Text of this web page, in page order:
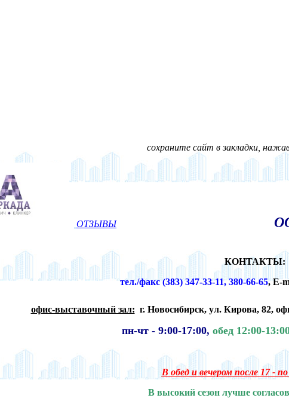
сохраните сайт в закладки,
ОТЗЫВЫ
КОНТАКТЫ:
тел./факс (383) 347-33-11, 380-66-65,E-
офис-выставочный зал: г. Новосибирск, ул. Кирова, 82,
пн-чт - 9:00-17:00, обед 12:00-
В обед и вечером после 17 -
В высокий сезон лучше